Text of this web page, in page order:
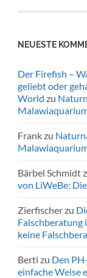
NEUESTE
Der Firefish –
geliebt oder
World zu
Frankzu
Bärbel Schmidt
von LiWeBe:
Zierfischerzu
Falschberatung
keine
Berti zu Den
einfache Weise